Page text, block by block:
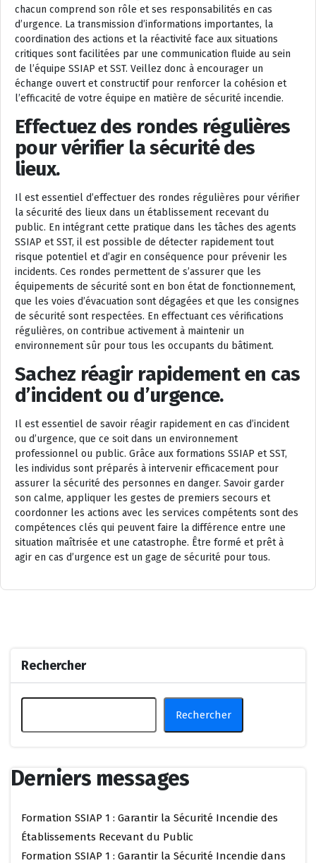
chacun comprend son rôle et ses responsabilités en cas
d’urgence. La transmission d’informations importantes, la
coordination des actions et la réactivité face aux situations
critiques sont facilitées par une communication fluide au sein
de l’équipe SSIAP et SST. Veillez donc à encourager un
échange ouvert et constructif pour renforcer la cohésion et
l’efficacité de votre équipe en matière de sécurité incendie.
Effectuez des rondes régulières
pour vérifier la sécurité des
lieux.
Il est essentiel d’effectuer des rondes régulières pour vérifier
la sécurité des lieux dans un établissement recevant du
public. En intégrant cette pratique dans les tâches des agents
SSIAP et SST, il est possible de détecter rapidement tout
risque potentiel et d’agir en conséquence pour prévenir les
incidents. Ces rondes permettent de s’assurer que les
équipements de sécurité sont en bon état de fonctionnement,
que les voies d’évacuation sont dégagées et que les consignes
de sécurité sont respectées. En effectuant ces vérifications
régulières, on contribue activement à maintenir un
environnement sûr pour tous les occupants du bâtiment.
Sachez réagir rapidement en cas
d’incident ou d’urgence.
Il est essentiel de savoir réagir rapidement en cas d’incident
ou d’urgence, que ce soit dans un environnement
professionnel ou public. Grâce aux formations SSIAP et SST,
les individus sont préparés à intervenir efficacement pour
assurer la sécurité des personnes en danger. Savoir garder
son calme, appliquer les gestes de premiers secours et
coordonner les actions avec les services compétents sont des
compétences clés qui peuvent faire la différence entre une
situation maîtrisée et une catastrophe. Être formé et prêt à
agir en cas d’urgence est un gage de sécurité pour tous.
Rechercher
Rechercher
Derniers messages
Formation SSIAP 1 : Garantir la Sécurité Incendie des
Établissements Recevant du Public
Formation SSIAP 1 : Garantir la Sécurité Incendie dans